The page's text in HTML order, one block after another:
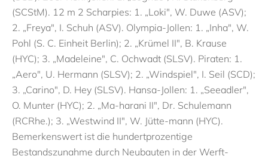
(SCStM). 12 m 2 Scharpies: 1. „Loki", W. Duwe (ASV);
2. „Freya", I. Schuh (ASV). Olympia-Jollen: 1. „Inha", W.
Pohl (S. C. Einheit Berlin); 2. „Krümel II", B. Krause
(HYC); 3. „Madeleine", C. Ochwadt (SLSV). Piraten: 1.
„Aero", U. Hermann (SLSV); 2. „Windspiel", I. Seil (SCD);
3. „Carino", D. Hey (SLSV). Hansa-Jollen: 1. „Seeadler",
O. Munter (HYC); 2. „Ma-harani II", Dr. Schulemann
(RCRhe.); 3. „Westwind II", W. Jütte-mann (HYC).
Bemerkenswert ist die hundertprozentige
Bestandszunahme durch Neubauten in der Werft-